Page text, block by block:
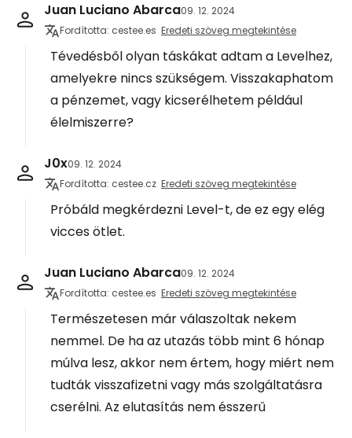
Juan Luciano Abarca09. 12. 2024
Fordította: cestee.es Eredeti szöveg megtekintése
Tévedésből olyan táskákat adtam a Levelhez,
amelyekre nincs szükségem. Visszakaphatom
a pénzemet, vagy kicserélhetem például
élelmiszerre?
J0x09. 12. 2024
Fordította: cestee.cz Eredeti szöveg megtekintése
Próbáld megkérdezni Level-t, de ez egy elég
vicces ötlet.
Juan Luciano Abarca09. 12. 2024
Fordította: cestee.es Eredeti szöveg megtekintése
Természetesen már válaszoltak nekem
nemmel. De ha az utazás több mint 6 hónap
múlva lesz, akkor nem értem, hogy miért nem
tudták visszafizetni vagy más szolgáltatásra
cserélni. Az elutasítás nem ésszerű